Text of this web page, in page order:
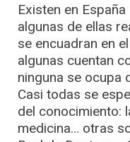
Existen en
algunas de ellas
se encuadran en
algunas cuentan
ninguna se ocupa
Casi todas se
del conocimiento:
medicina… otras